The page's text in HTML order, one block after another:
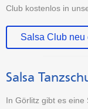
Club kostenlos in
Salsa Club neu
Salsa
In Görlitz gibt es eine